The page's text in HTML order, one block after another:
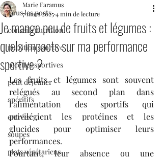
Tous les posts
conseils nutrition
nutrition sportive
recettes sportives
petit déjeuner
apéritifs
entrées
soupes
plats végétariens
Je mange peu de fruits et légumes :
quels impacts sur ma performance
sportive ?
Marie Faramus
7 mars 20254 min de lecture
Les fruits et légumes sont souvent
relégués au second plan dans
l’alimentation des sportifs qui
privilégient les protéines et les
glucides pour optimiser leurs
performances.
Pourtant, leur absence ou une